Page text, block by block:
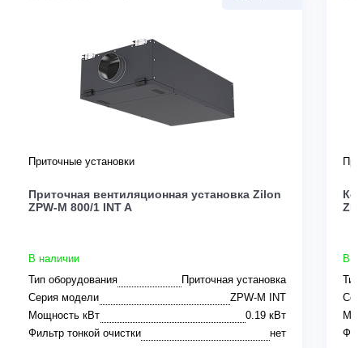
Приточные установки
Приточная вентиляционная установка Zilon
ZPW-M 800/1 INT A
В наличии
Тип оборудования
Приточная установка
Серия модели
ZPW-M INT
Мощность кВт
0.19 кВт
Фильтр тонкой очистки
нет
В
Тип